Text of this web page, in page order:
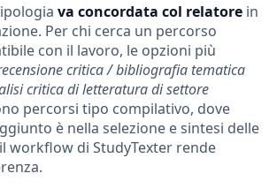
va concordata col relatore in
Per chi cerca un percorso
con il lavoro, le opzioni più
critica / bibliografia tematica
critica di letteratura di settore
percorsi tipo compilativo, dove
è nella selezione e sintesi delle
workflow di StudyTexter rende